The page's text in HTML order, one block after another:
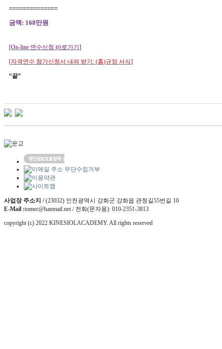
==============
금액 : 168만원
[On-line 연수신청 바로가기 ]
[자격연수 참가신청서 내려 받기 : (홈)규정 서식]
“끝”
사업장 주소지 /(23032) 인천광역시 강화군 강화읍 관청길55번길 10
E-Mail :tomec@hanmail.net / 전화(문자용): 010-2351-3813
copyright (c) 2022 KINESIOLACADEMY. All rights reserved